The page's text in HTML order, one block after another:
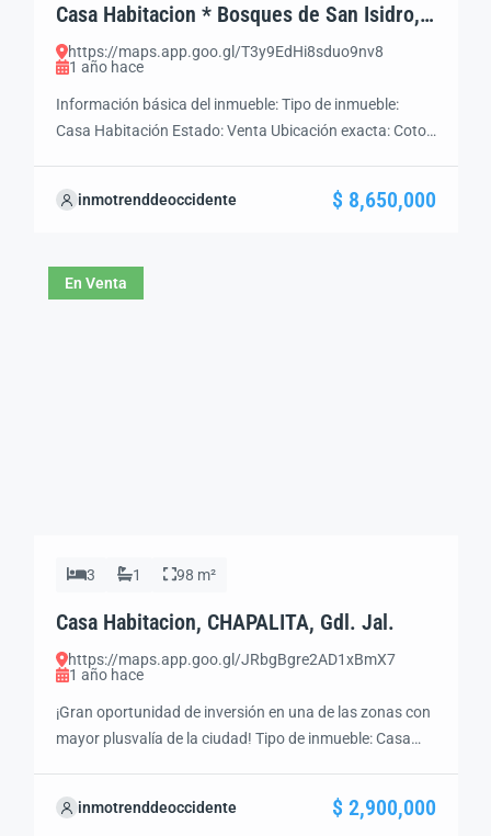
Casa Habitacion * Bosques de San Isidro,
Zapopan, Jal.*
https://maps.app.goo.gl/T3y9EdHi8sduo9nv8
1 año hace
Información básica del inmueble: Tipo de inmueble:
Casa Habitación Estado: Venta Ubicación exacta: Coto
Construcción: 220 m² Recamaras: 3 Baños: 2 1/2
inmotrenddeoccidente $ 8,650,000
En Venta
3 1 98 m²
Casa Habitacion, CHAPALITA, Gdl. Jal.
https://maps.app.goo.gl/JRbgBgre2AD1xBmX7
1 año hace
¡Gran oportunidad de inversión en una de las zonas con
mayor plusvalía de la ciudad! Tipo de inmueble: Casa
$2’900,000.00 Superficie del Terreno: 98 m² Superficie
inmotrenddeoccidente $ 2,900,000